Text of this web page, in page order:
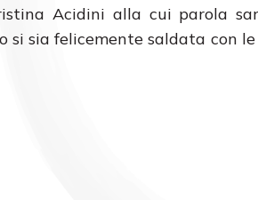
Acidini alla cui parola
sia felicemente saldata con